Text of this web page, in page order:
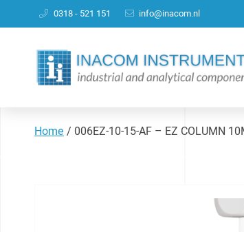
0318 - 521 151 info@inacom.nl
Home/ 006EZ-10-15-AF – EZ COLUMN